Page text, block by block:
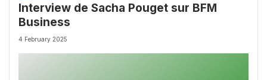
Interview de Sacha Pouget sur BFM
Business
4 February 2025